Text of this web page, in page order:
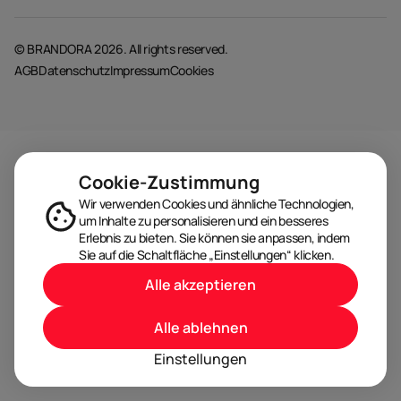
© BRANDORA 2026. All rights reserved.
AGBDatenschutzImpressumCookies
Cookie-Zustimmung
Wir verwenden Cookies und ähnliche Technologien,
um Inhalte zu personalisieren und ein besseres
Erlebnis zu bieten. Sie können sie anpassen, indem
Sie auf die Schaltfläche „Einstellungen“ klicken.
Einstellungen
Alle ablehnen
Alle akzeptieren